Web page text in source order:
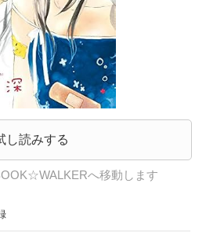
し読みする
へ移動します